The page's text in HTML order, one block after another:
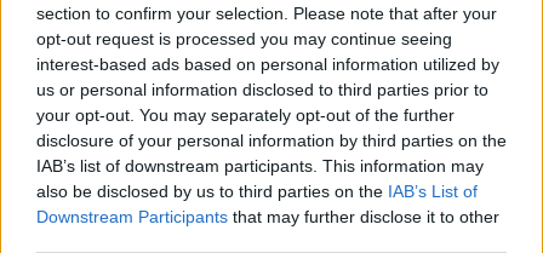
section to confirm your selection. Please note that after your
opt-out request is processed you may continue seeing
interest-based ads based on personal information utilized by
us or personal information disclosed to third parties prior to
your opt-out. You may separately opt-out of the further
disclosure of your personal information by third parties on the
IAB’s list of downstream participants. This information may
also be disclosed by us to third parties on the IAB’s List of
Downstream Participants that may further disclose it to other
Μητροπολίτου Μάνης κ. Χρυσοστόμου Γ’, ενώ
ακολούθησε η μετάβαση στη θέση «Κοτρώνι».
Εκεί, ο Δήμαρχος Ανατολικής Μάνης Πέτρος
Ανδρεάκος καλωσόρισε τους παρισταμένους και ο
Σεβασμιώτατος Αρχιεπίσκοπος Κρήτης κ. Ευγένιος
Β΄ εκφώνησε τον πανηγυρικό της ημέρας,
ανακηρυχθείς στη συνέχεια επίτιμος δημότης του